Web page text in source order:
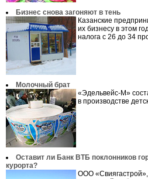
Бизнес снова загоняют в тень
Казанские
их бизнесу в этом
налога с 26 до 34
Молочный брат
«Эдельвейс-М»
в производстве
Оставит ли Банк ВТБ поклонников
курорта?
ООО